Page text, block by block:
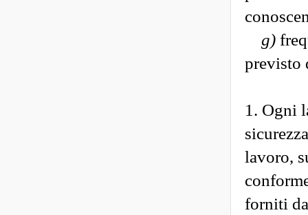
g)
previsto
1. Ogni
lavoro,
forniti